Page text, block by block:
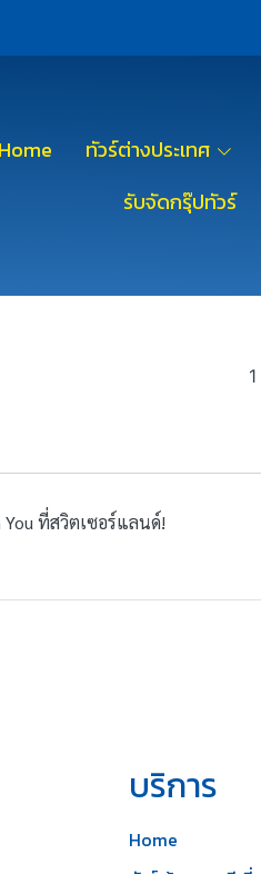
Home ทัวร์ต่างประเทศ
รับจัดกรุ๊ปทัวร์
You ที่สวิตเซอร์แลนด์!
บริการ
Home